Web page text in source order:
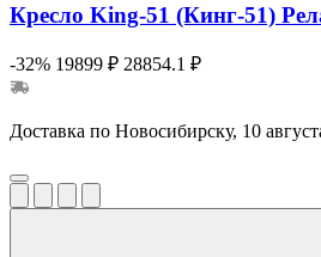
Кресло King-51 (Кинг-51)
-32% 19899 ₽ 28854.1 ₽
Доставка по Новосибирску, 10